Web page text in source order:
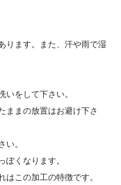
ります。また、汗や雨で湿
をして下さい。
ままの放置はお避け下さ
い。
くなります。
この加工の特徴です。